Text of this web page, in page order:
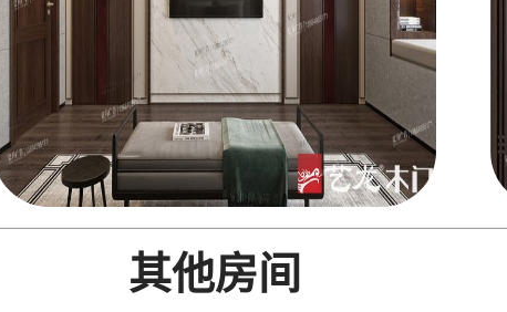
其他房间